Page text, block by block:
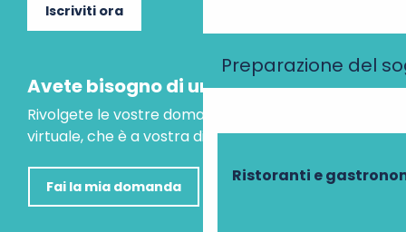
Preparazione del
Ristoranti e
Iscriviti ora
Avete bisogno di un consiglio?
Rivolgete le vostre domande al nostro assistente
virtuale, che è a vostra disposizione per aiutarvi.
Fai la mia domanda